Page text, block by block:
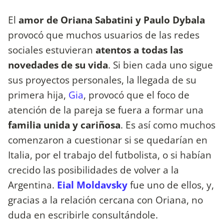
El amor de Oriana Sabatini y Paulo Dybala
provocó que muchos usuarios de las redes
sociales estuvieran atentos a todas las
novedades de su vida. Si bien cada uno sigue
sus proyectos personales, la llegada de su
primera hija, Gia, provocó que el foco de
atención de la pareja se fuera a formar una
familia unida y cariñosa. Es así como muchos
comenzaron a cuestionar si se quedarían en
Italia, por el trabajo del futbolista, o si habían
crecido las posibilidades de volver a la
Argentina. Eial Moldavskyfue uno de ellos, y,
gracias a la relación cercana con Oriana, no
duda en escribirle consultándole.